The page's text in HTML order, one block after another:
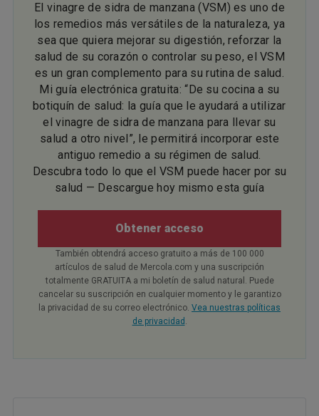
El vinagre de sidra de manzana (VSM) es uno de
los remedios más versátiles de la naturaleza, ya
sea que quiera mejorar su digestión, reforzar la
salud de su corazón o controlar su peso, el VSM
es un gran complemento para su rutina de salud.
Mi guía electrónica gratuita: “De su cocina a su
botiquín de salud: la guía que le ayudará a utilizar
el vinagre de sidra de manzana para llevar su
salud a otro nivel”, le permitirá incorporar este
antiguo remedio a su régimen de salud.
Descubra todo lo que el VSM puede hacer por su
salud — Descargue hoy mismo esta guía
Obtener acceso
También obtendrá acceso gratuito a más de 100 000
artículos de salud de Mercola.com y una suscripción
totalmente GRATUITA a mi boletín de salud natural. Puede
cancelar su suscripción en cualquier momento y le garantizo
la privacidad de su correo electrónico. Vea nuestras políticas
de privacidad .